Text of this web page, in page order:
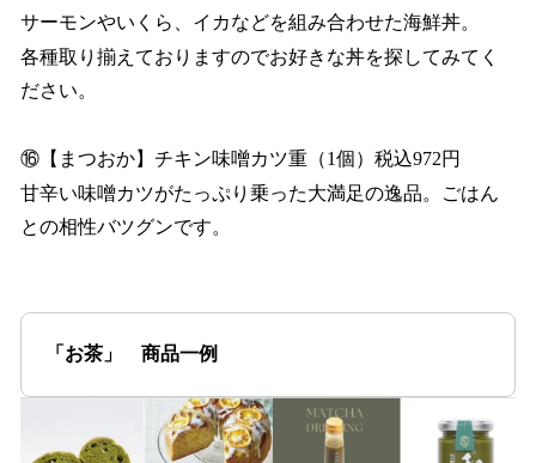
サーモンやいくら、イカなどを組み合わせた海鮮丼。
各種取り揃えておりますのでお好きな丼を探してみてく
ださい。
⑯【まつおか】チキン味噌カツ重（1個）税込972円
甘辛い味噌カツがたっぷり乗った大満足の逸品。ごはん
との相性バツグンです。
「お茶」 商品一例